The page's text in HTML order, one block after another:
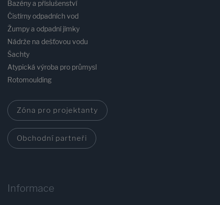
Bazény a příslušenství
Čistírny odpadních vod
Žumpy a odpadní jímky
Nádrže na dešťovou vodu
Šachty
Atypická výroba pro průmysl
Rotomoulding
Zóna pro projektanty
Obchodní partneři
Informace